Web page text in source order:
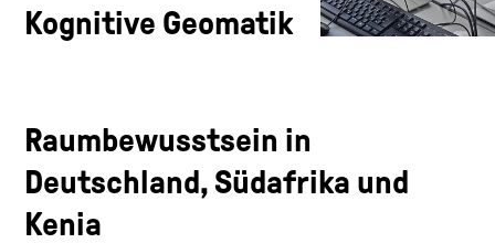
Kognitive Geomatik
Raumbewusstsein in
Deutschland, Südafrika und
Kenia